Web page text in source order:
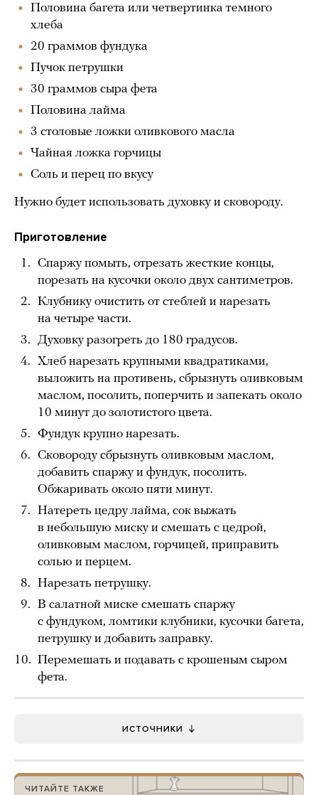
Половина багета или четвертинка темного
хлеба
20 граммов фундука
Пучок петрушки
30 граммов сыра фета
Половина лайма
3 столовые ложки оливкового масла
Чайная ложка горчицы
Соль и перец по вкусу
Нужно будет использовать духовку и сковороду.
Приготовление
Спаржу помыть, отрезать жесткие концы,
порезать на кусочки около двух сантиметров.
Клубнику очистить от стеблей и нарезать
на четыре части.
Духовку разогреть до 180 градусов.
Хлеб нарезать крупными квадратиками,
выложить на противень, сбрызнуть оливковым
маслом, посолить, поперчить и запекать около
10 минут до золотистого цвета.
Фундук крупно нарезать.
Сковороду сбрызнуть оливковым маслом,
добавить спаржу и фундук, посолить.
Обжаривать около пяти минут.
Натереть цедру лайма, сок выжать
в небольшую миску и смешать с цедрой,
оливковым маслом, горчицей, приправить
солью и перцем.
Нарезать петрушку.
В салатной миске смешать спаржу
с фундуком, ломтики клубники, кусочки багета,
петрушку и добавить заправку.
Перемешать и подавать с крошеным сыром
фета.
ИСТОЧНИКИ
ЧИТАЙТЕ ТАКЖЕ